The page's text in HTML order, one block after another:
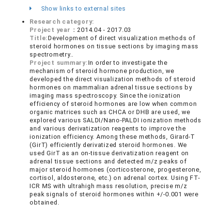
Show links to external sites
Research category:
Project year：2014.04 - 2017.03
Title:Development of direct visualization methods of
steroid hormones on tissue sections by imaging mass
spectrometry..
Project summary:In order to investigate the
mechanism of steroid hormone production, we
developed the direct visualization methods of steroid
hormones on mammalian adrenal tissue sections by
imaging mass spectroscopy. Since the ionization
efficiency of steroid hormones are low when common
organic matrices such as CHCA or DHB are used, we
explored various SALDI/Nano-PALDI ionization methods
and various derivatization reagents to improve the
ionization efficiency. Among these methods, Girard-T
(GirT) efficiently derivatized steroid hormones. We
used GirT as an on-tissue derivatization reagent on
adrenal tissue sections and detected m/z peaks of
major steroid hormones (corticosterone, progesterone,
cortisol, aldosterone, etc.) on adrenal cortex. Using FT-
ICR MS with ultrahigh mass resolution, precise m/z
peak signals of steroid hormones within +/-0.001 were
obtained.